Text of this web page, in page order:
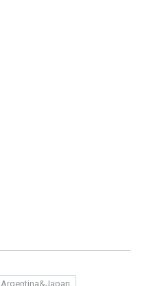
Argentina&Japan